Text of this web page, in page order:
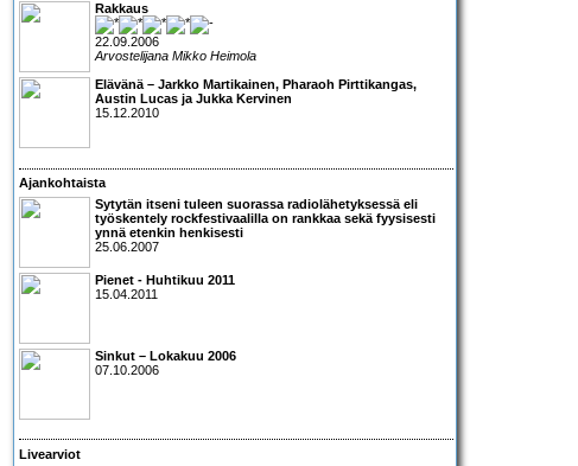
Rakkaus
22.09.2006
Arvostelijana Mikko Heimola
Elävänä – Jarkko Martikainen, Pharaoh Pirttikangas,
Austin Lucas ja Jukka Kervinen
15.12.2010
Ajankohtaista
Sytytän itseni tuleen suorassa radiolähetyksessä eli
työskentely rockfestivaalilla on rankkaa sekä fyysisesti
ynnä etenkin henkisesti
25.06.2007
Pienet - Huhtikuu 2011
15.04.2011
Sinkut – Lokakuu 2006
07.10.2006
Livearviot